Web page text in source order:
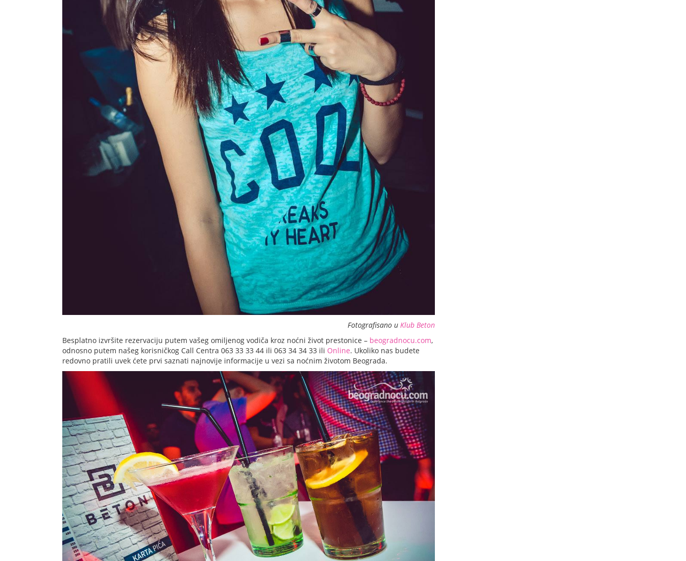
Fotografisano u Klub Beton
Besplatno izvršite rezervaciju putem vašeg omiljenog vodiča kroz noćni život prestonice – beogradnocu.com,
odnosno putem našeg korisničkog Call Centra 063 33 33 44 ili 063 34 34 33 ili Online. Ukoliko nas budete
redovno pratili uvek ćete prvi saznati najnovije informacije u vezi sa noćnim životom Beograda.